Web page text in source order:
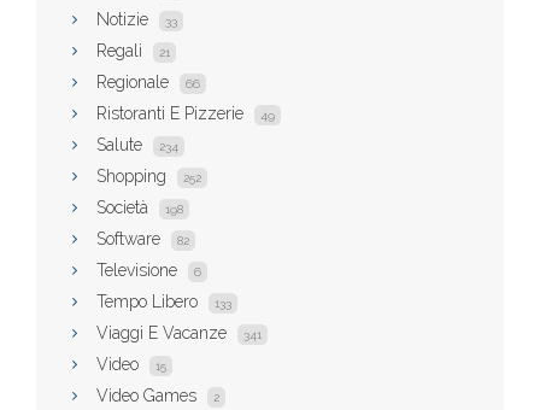
Notizie 33
Regali 21
Regionale 66
Ristoranti E Pizzerie 49
Salute 234
Shopping 252
Società 198
Software 82
Televisione 6
Tempo Libero 133
Viaggi E Vacanze 341
Video 15
Video Games 2